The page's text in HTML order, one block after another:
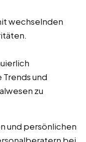
wechselnden
und
zu
und persönlichen